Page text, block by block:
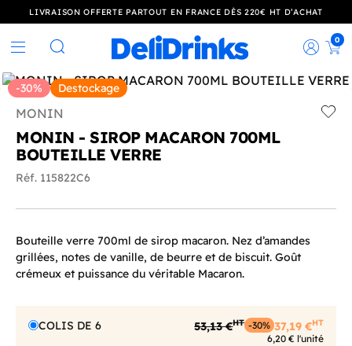
LIVRAISON OFFERTE PARTOUT EN FRANCE DÈS 220€ HT D’ACHAT
Rechercher
0
-30% Destockage
MONIN
MONIN - SIROP MACARON 700ML
BOUTEILLE VERRE
Réf. 115822C6
Bouteille verre 700ml de sirop macaron. Nez d’amandes
grillées, notes de vanille, de beurre et de biscuit. Goût
crémeux et puissance du véritable Macaron.
COLIS DE 6 53,13 €HT -30% 37,19 €HT
6,20 € l'unité